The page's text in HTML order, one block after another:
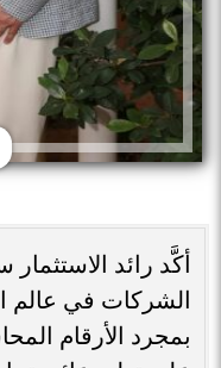
أكَّد رائد
الشركات في عالم
بمجرد الأرقام